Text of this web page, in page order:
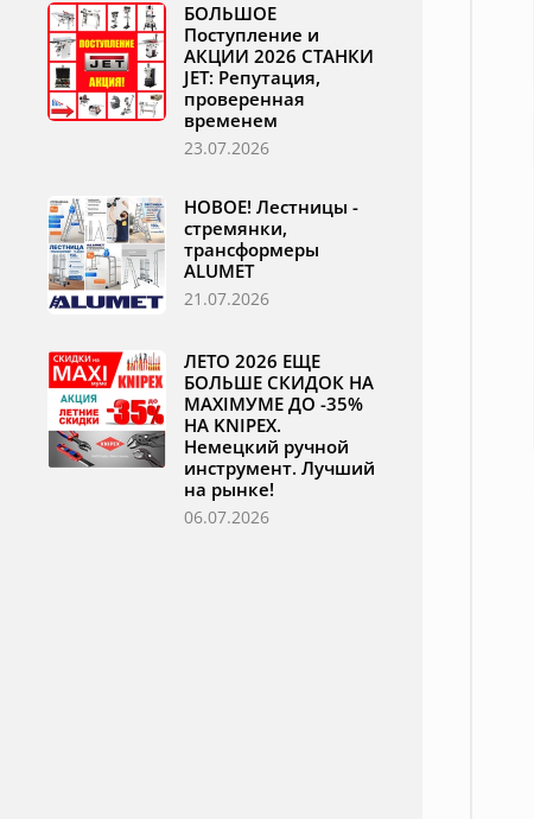
БОЛЬШОЕ
Поступление и
АКЦИИ 2026 СТАНКИ
JET: Репутация,
проверенная
временем
23.07.2026
НОВОЕ! Лестницы -
стремянки,
трансформеры
ALUMET
21.07.2026
ЛЕТО 2026 ЕЩЕ
БОЛЬШЕ СКИДОК НА
MAXIМУМЕ ДО -35%
НА KNIPEX.
Немецкий ручной
инструмент. Лучший
на рынке!
06.07.2026